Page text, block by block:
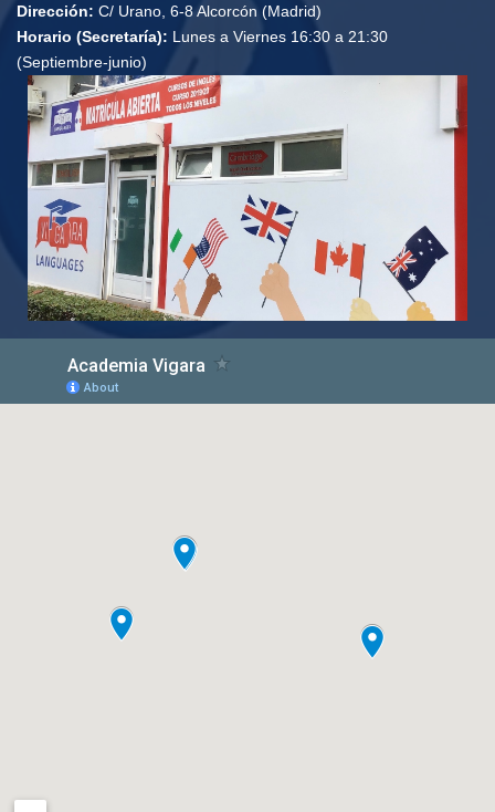
Dirección: C/ Urano, 6-8 Alcorcón (Madrid)
Horario (Secretaría): Lunes a Viernes 16:30 a 21:30
(Septiembre-junio)